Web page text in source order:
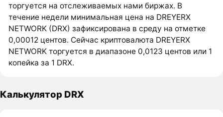
торгуется на отслеживаемых нами биржах. В
течение недели минимальная цена на DREYERX
NETWORK (DRX) зафиксирована в среду на отметке
0,00012 центов. Сейчас криптовалюта DREYERX
NETWORK торгуется в диапазоне 0,0123 центов или 1
копейка за 1 DRX.
Калькулятор DRX